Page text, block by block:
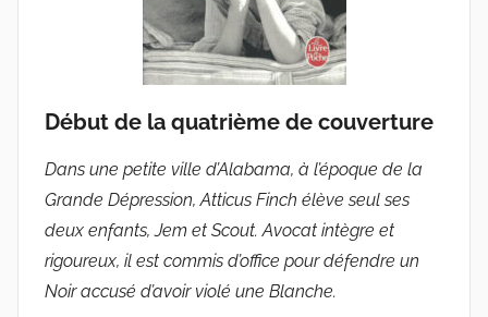
e
s
m
r
Début de la quatrième de couverture
Dans une petite ville d’Alabama, à l’époque de la
Grande Dépression, Atticus Finch élève seul ses
deux enfants, Jem et Scout. Avocat intègre et
rigoureux, il est commis d’office pour défendre un
Noir accusé d’avoir violé une Blanche.